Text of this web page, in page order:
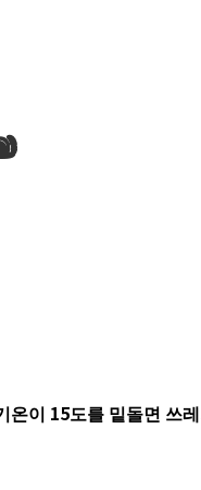
이 15도를 밑돌면 쓰